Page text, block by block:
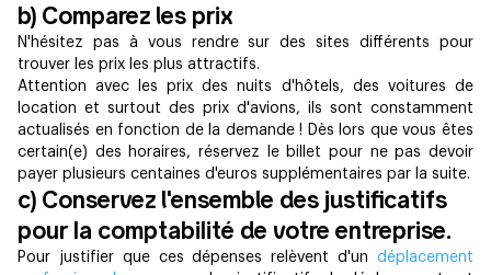
b) Comparez les prix
N'hésitez pas à vous rendre sur des sites différents pour
trouver les prix les plus attractifs.
Attention avec les prix des nuits d'hôtels, des voitures de
location et surtout des prix d'avions, ils sont constamment
actualisés en fonction de la demande ! Dès lors que vous êtes
certain(e) des horaires, réservez le billet pour ne pas devoir
payer plusieurs centaines d'euros supplémentaires par la suite.
c) Conservez l'ensemble des justificatifs
pour la comptabilité de votre entreprise.
Pour justifier que ces dépenses relèvent d'un déplacement